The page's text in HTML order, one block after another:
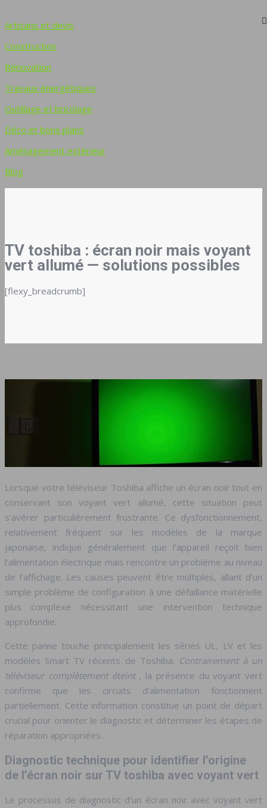
Artisans et devis
Construction
Rénovation
Travaux énergétiques
Outillage et bricolage
Déco et bons plans
Aménagement extérieur
Blog
TV toshiba : écran noir mais voyant
vert allumé — solutions possibles
[flexy_breadcrumb]
Lorsque votre téléviseur Toshiba affiche un écran noir tout en
conservant son voyant vert allumé, cette situation peut
s’avérer particulièrement frustrante. Ce dysfonctionnement,
relativement fréquent sur les modèles de la marque
japonaise, indique généralement que l’appareil reçoit bien
l’alimentation électrique mais rencontre un problème au niveau
de l’affichage. Les causes peuvent être multiples, allant d’un
simple problème de configuration à une défaillance matérielle
plus complexe nécessitant une intervention technique
approfondie.
Cette panne touche principalement les séries UL, LV et les
modèles Smart TV récents de Toshiba. Contrairement à un
téléviseur complètement éteint , la présence du voyant vert
confirme que les circuits d’alimentation fonctionnent
partiellement. Cette information constitue un point de départ
crucial pour orienter le diagnostic et déterminer les étapes de
réparation appropriées.
Diagnostic technique pour identifier l’origine
de l’écran noir sur TV toshiba avec voyant vert
Le processus de diagnostic d’un écran noir avec voyant vert